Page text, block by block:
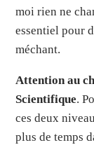
moi rien ne
essentiel pour
méchant.
Attention au
Scientifique.
ces deux
plus de temps